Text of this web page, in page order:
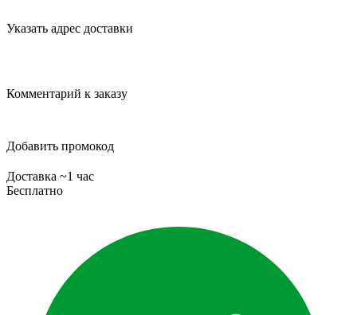
Указать адрес доставки
Комментарий к заказу
Добавить промокод
Доставка ~1 час
Бесплатно